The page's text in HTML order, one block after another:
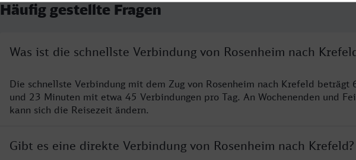
Häufig gestellte Fragen
Was ist die schnellste Verbindung von Rosenheim nach
Die schnellste Verbindung mit dem Zug von Rosenheim nach Krefeld beträgt
und 23 Minuten mit etwa 45 Verbindungen pro Tag. An Wochenenden und
kann sich die Reisezeit ändern.
Gibt es eine direkte Verbindung von Rosenheim nach Krefeld?